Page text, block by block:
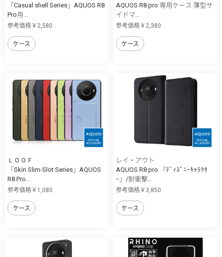
「Casual shell Series」AQUOS R8
Pro用...
参考価格￥2,580
ケース
AQUOS R8 pro 専用ケース 薄型サ
イドマ...
参考価格￥2,380
ケース
ＬＯＯＦ
「Skin Slim-Slot Series」AQUOS
R8 Pro...
参考価格￥1,080
ケース
レイ・アウト
AQUOS R8 pro 『ﾃﾞｨｽﾞﾆｰｷｬﾗｸﾀ
ｰ』/耐衝撃...
参考価格￥3,850
ケース